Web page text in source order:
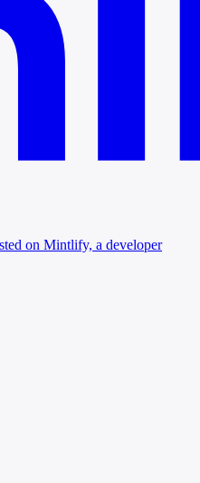
on Mintlify, a developer